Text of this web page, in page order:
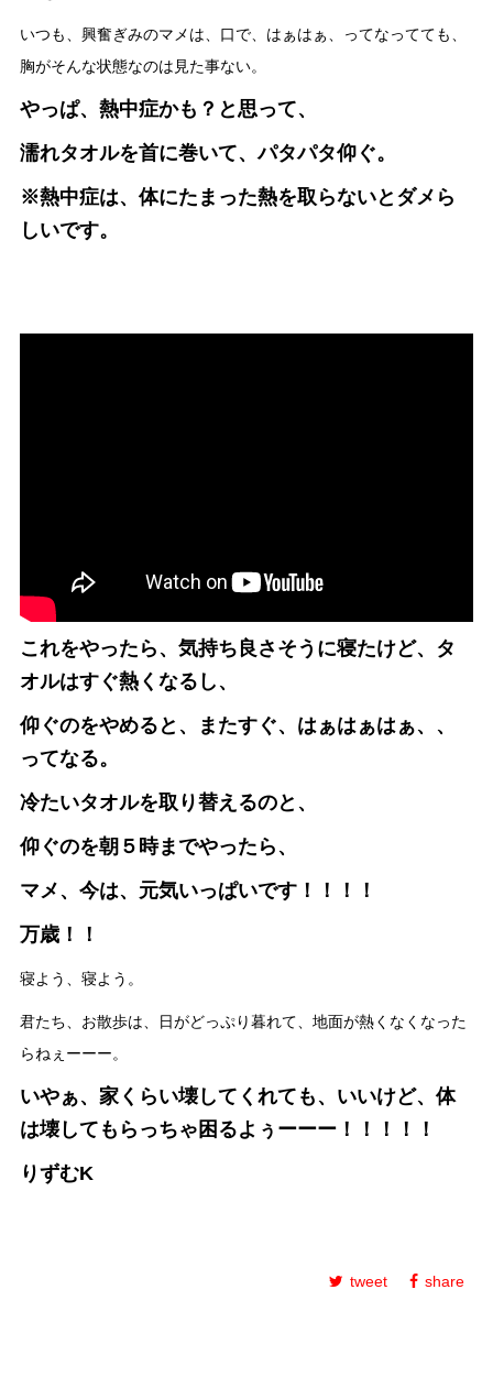
いつも、興奮ぎみのマメは、口で、はぁはぁ、ってなってても、
胸がそんな状態なのは見た事ない。
やっぱ、熱中症かも？と思って、
濡れタオルを首に巻いて、パタパタ仰ぐ。
※熱中症は、体にたまった熱を取らないとダメら
しいです。
これをやったら、気持ち良さそうに寝たけど、タ
オルはすぐ熱くなるし、
仰ぐのをやめると、またすぐ、はぁはぁはぁ、、
ってなる。
冷たいタオルを取り替えるのと、
仰ぐのを朝５時までやったら、
マメ、今は、元気いっぱいです！！！！
万歳！！
寝よう、寝よう。
君たち、お散歩は、日がどっぷり暮れて、地面が熱くなくなった
らねぇーーー。
いやぁ、家くらい壊してくれても、いいけど、体
は壊してもらっちゃ困るよぅーーー！！！！！
りずむK
tweet share